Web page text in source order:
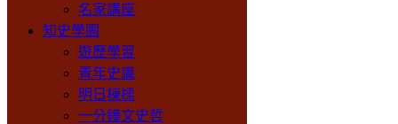
名家講座
知史學園
遊歷學習
青年史識
明日棟樑
一分鐘文史哲